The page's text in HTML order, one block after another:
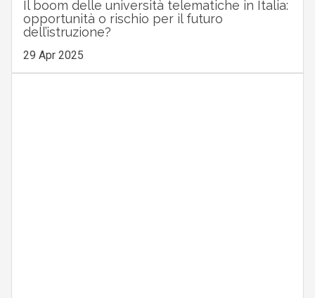
Il boom delle università telematiche in Italia:
opportunità o rischio per il futuro
dell’istruzione?
29 Apr 2025